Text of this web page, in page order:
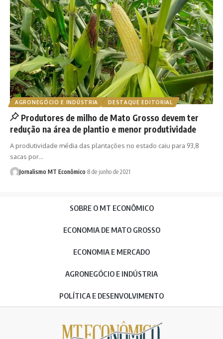
AGRONEGÓCIO E INDÚSTRIA DESTAQUE EDITORIAL
Produtores de milho de Mato Grosso devem ter
redução na área de plantio e menor produtividade
A produtividade média das plantações no estado caiu para 93,8
sacas por…
Jornalismo MT Econômico 8 de junho de 2021
SOBRE O MT ECONÔMICO
ECONOMIA DE MATO GROSSO
ECONOMIA E MERCADO
AGRONEGÓCIO E INDÚSTRIA
POLÍTICA E DESENVOLVIMENTO